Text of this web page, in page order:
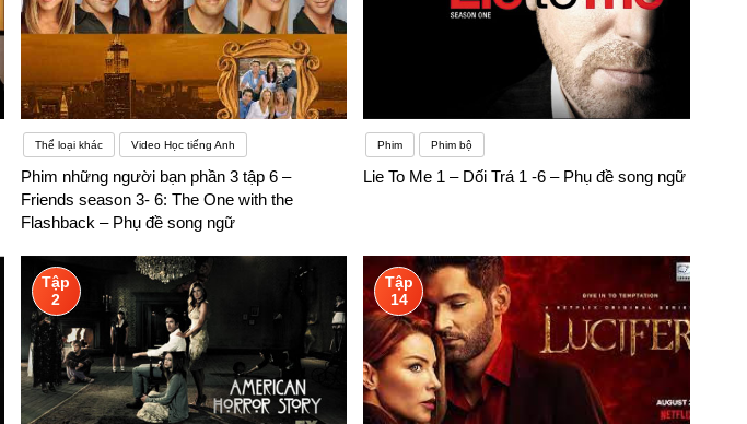
Thể loại khác Video Học tiếng Anh
Phim những người bạn phần 3 tập 6 –
Friends season 3- 6: The One with the
Flashback – Phụ đề song ngữ
Phim Phim bộ
Lie To Me 1 – Dối Trá 1 -6 – Phụ đề song ngữ
Tập
2
Tập
14